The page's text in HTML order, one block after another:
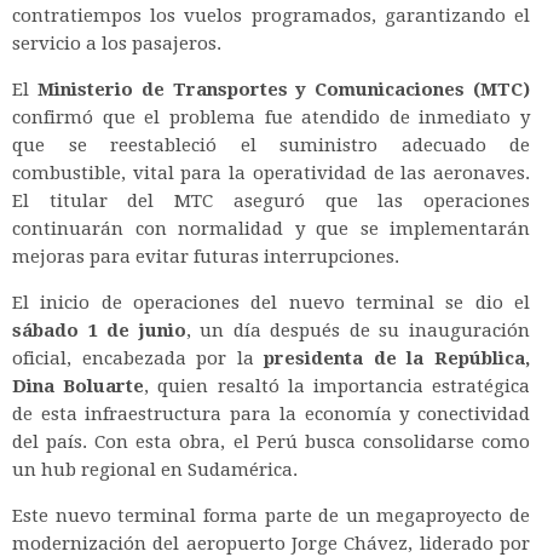
contratiempos los vuelos programados, garantizando el
servicio a los pasajeros.
El Ministerio de Transportes y Comunicaciones (MTC)
confirmó que el problema fue atendido de inmediato y
que se reestableció el suministro adecuado de
combustible, vital para la operatividad de las aeronaves.
El titular del MTC aseguró que las operaciones
continuarán con normalidad y que se implementarán
mejoras para evitar futuras interrupciones.
El inicio de operaciones del nuevo terminal se dio el
sábado 1 de junio, un día después de su inauguración
oficial, encabezada por lapresidenta de la República,
Dina Boluarte, quien resaltó la importancia estratégica
de esta infraestructura para la economía y conectividad
del país. Con esta obra, el Perú busca consolidarse como
un hub regional en Sudamérica.
Este nuevo terminal forma parte de un megaproyecto de
modernización del aeropuerto Jorge Chávez, liderado por